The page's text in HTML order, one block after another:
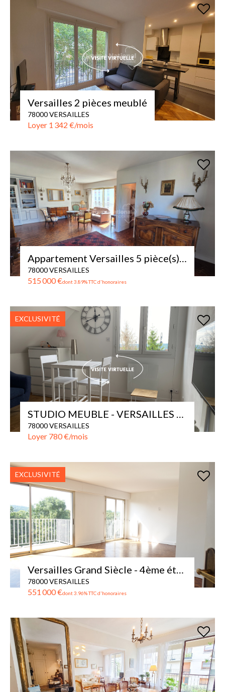
Versailles 2 pièces meublé
78000 VERSAILLES
Loyer 1 342 €/mois
Appartement Versailles 5 pièce(s) 112 m2 - dernier étage avec vues
78000 VERSAILLES
515 000 €dont 3.89% TTC d'honoraires
EXCLUSIVITÉ
STUDIO MEUBLE - VERSAILLES - MONTREUIL
78000 VERSAILLES
Loyer 780 €/mois
EXCLUSIVITÉ
Versailles Grand Siècle - 4ème étage 2 balcons avec vue dégagée
78000 VERSAILLES
551 000 €dont 3.96% TTC d'honoraires